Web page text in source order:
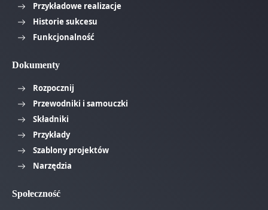
Przykładowe realizacje
Historie sukcesu
Funkcjonalność
Dokumenty
Rozpocznij
Przewodniki i samouczki
Składniki
Przykłady
Szablony projektów
Narzędzia
Społeczność